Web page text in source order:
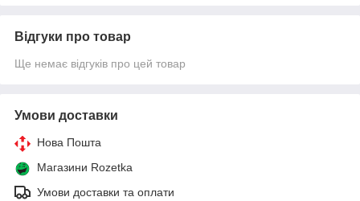
Відгуки про товар
Ще немає відгуків про цей товар
Умови доставки
Нова Пошта
Магазини Rozetka
Умови доставки та оплати